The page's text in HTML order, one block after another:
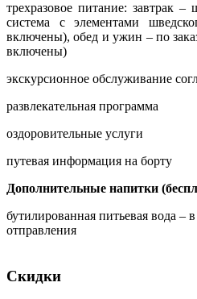
трехразовое питание: завтрак –
система с элементами
включены), обед и ужин – по
включены)
экскурсионное обслуживание
развлекательная программа
оздоровительные услуги
путевая информация на борту
Дополнительные напитки
бутилированная питьевая вода –
отправления
Скидки